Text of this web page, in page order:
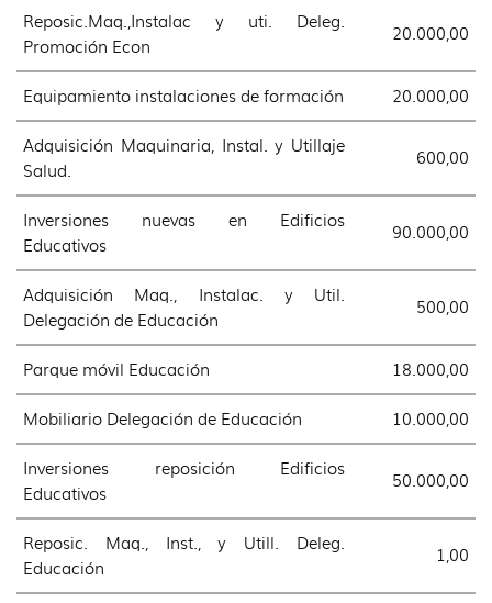
Reposic.Maq.,Instalac y uti. Deleg.
Promoción Econ
20.000,00
Equipamiento instalaciones de formación 20.000,00
Adquisición Maquinaria, Instal. y Utillaje
Salud.
600,00
Inversiones nuevas en Edificios
Educativos
90.000,00
Adquisición Maq., Instalac. y Util.
Delegación de Educación
500,00
Parque móvil Educación 18.000,00
Mobiliario Delegación de Educación 10.000,00
Inversiones reposición Edificios
Educativos
50.000,00
Reposic. Maq., Inst., y Utill. Deleg.
Educación
1,00